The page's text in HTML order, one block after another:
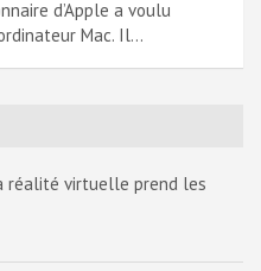
d’Apple a voulu
Mac. Il…
réalité virtuelle prend les